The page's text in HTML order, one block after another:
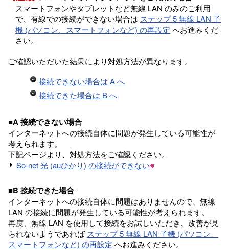
スマートフォンやタブレットなど無線 LAN のみのご利用
で、有線での接続ができない場合は ステップ 5 無線 LAN 子
機 (パソコン、スマートフォンなど) の再設定 へお進みくだ
さい。
ご確認いただいた結果により対処方法が異なります。
接続できない場合は A へ
接続できた場合は B へ
■A 接続できない場合
インターネットへの接続自体に問題が発生している可能性が
考えられます。
下記ページより、対処方法をご確認ください。
So-net 光 (auひかり) の接続ができない
■B 接続できた場合
インターネットへの接続自体に問題はありませんので、無線
LAN の接続に問題が発生している可能性が考えられます。
再度、無線 LAN を使用して接続をお試しいただき、改善が見
られないようであれば ステップ 5 無線 LAN 子機 (パソコン、
スマートフォンなど) の再設定 へお進みください。